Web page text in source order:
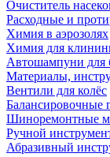
Очиститель
Расходные и
Химия в аэрозолях
Химия для
Автошампуни для
Материалы,
Вентили для колёс
Балансировочные
Шиноремонтные
Ручной
Абразивный